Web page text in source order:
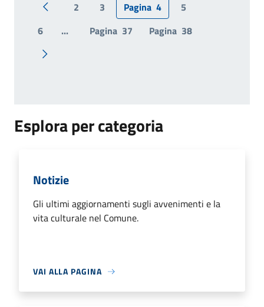
Pagina precedente
2 3 Pagina 4
5
6
... Pagina 37 Pagina 38
Pagina successiva
Esplora per categoria
Notizie
Gli ultimi aggiornamenti sugli avvenimenti e la
vita culturale nel Comune.
VAI ALLA PAGINA